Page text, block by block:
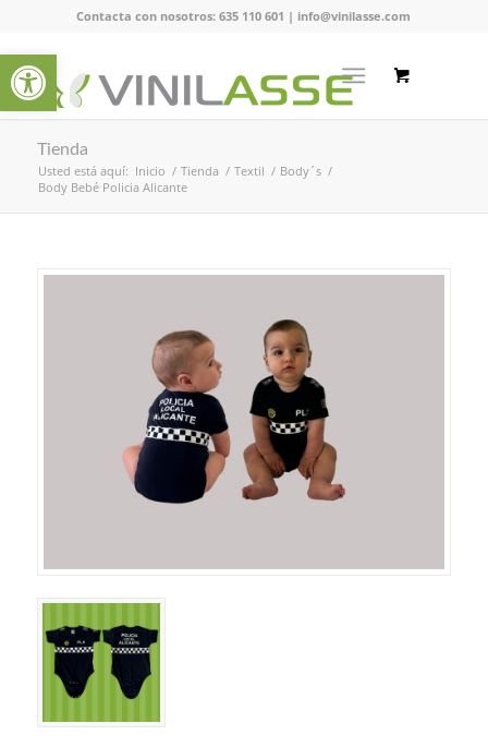
Contacta con nosotros:635 110 601 | info@vinilasse.com
Tienda
Usted está aquí: Inicio / Tienda / Textil / Body´s /
Body Bebé Policia Alicante
Abrir barra de herramientas